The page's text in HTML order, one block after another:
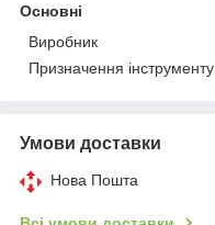
Основні
Виробник
Призначення інструменту
Умови доставки
Нова Пошта